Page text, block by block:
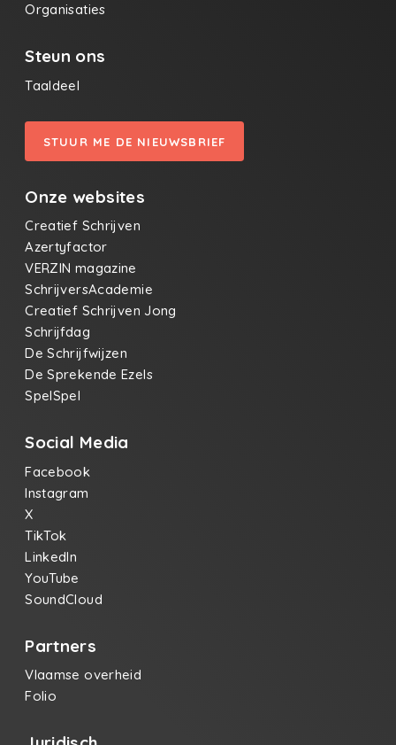
Organisaties
Steun ons
Taaldeel
STUUR ME DE NIEUWSBRIEF
Onze websites
Creatief Schrijven
Azertyfactor
VERZIN magazine
SchrijversAcademie
Creatief Schrijven Jong
Schrijfdag
De Schrijfwijzen
De Sprekende Ezels
SpelSpel
Social Media
Facebook
Instagram
X
TikTok
LinkedIn
YouTube
SoundCloud
Partners
Vlaamse overheid
Folio